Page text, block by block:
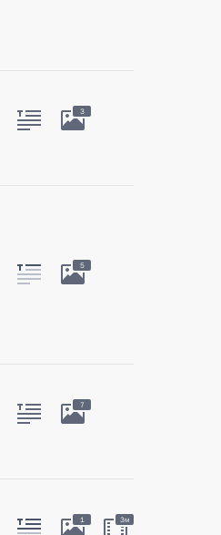
3
5
7
1 3м